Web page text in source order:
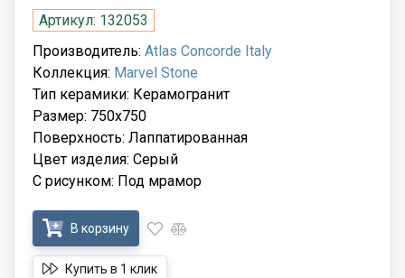
Артикул: 132053
Производитель: Atlas Concorde Italy
Коллекция: Marvel Stone
Тип керамики: Керамогранит
Размер: 750x750
Поверхность: Лаппатированная
Цвет изделия: Серый
С рисунком: Под мрамор
В корзину
Купить в 1 клик